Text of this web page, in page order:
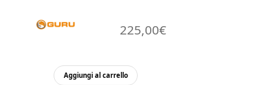
225,00€
Aggiungi al carrello